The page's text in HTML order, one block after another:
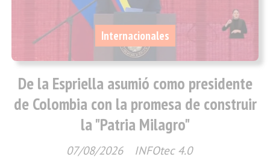
De la Espriella asumió como presidente
de Colombia con la promesa de construir
la "Patria Milagro"
INFOtec 4.0
Internacionales
07/08/2026